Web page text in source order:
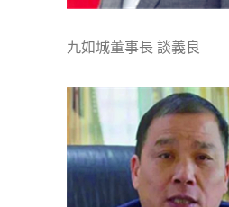
九如城董事長 談義良